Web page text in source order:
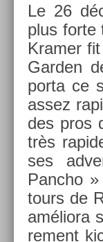
Le 26
plus forte
Kram­er
Gard­en
porta ce
assez
des pros
très
ses
Pancho
tours de
améliora
re­ment